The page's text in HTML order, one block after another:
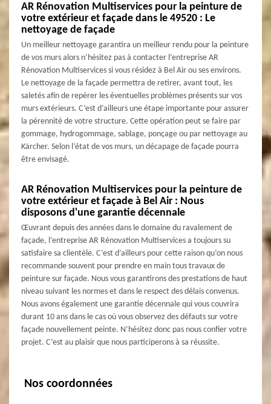
AR Rénovation Multiservices pour la peinture de
votre extérieur et façade dans le 49520 : Le
nettoyage de façade
Un meilleur nettoyage garantira un meilleur rendu pour la peinture
de vos murs alors n’hésitez pas à contacter l’entreprise AR
Rénovation Multiservices si vous résidez à Bel Air ou ses environs.
Le nettoyage de la façade permettra de retirer, avant tout, les
saletés afin de repérer les éventuelles problèmes présents sur vos
murs extérieurs. C’est d’ailleurs une étape importante pour assurer
la pérennité de votre structure. Cette opération peut se faire par
gommage, hydrogommage, sablage, ponçage ou par nettoyage au
Kärcher. Selon l’état de vos murs, un décapage de façade pourra
être envisagé.
AR Rénovation Multiservices pour la peinture de
votre extérieur et façade à Bel Air : Nous
disposons d'une garantie décennale
Œuvrant depuis des années dans le domaine du ravalement de
façade, l’entreprise AR Rénovation Multiservices a toujours su
satisfaire sa clientèle. C’est d’ailleurs pour cette raison qu’on nous
recommande souvent pour prendre en main tous travaux de
peinture sur façade. Nous vous garantirons des prestations de haut
niveau suivant les normes et dans le respect des délais convenus.
Nous avons également une garantie décennale qui vous couvrira
durant 10 ans dans le cas où vous observez des défauts sur votre
façade nouvellement peinte. N’hésitez donc pas nous confier votre
projet. C’est au plaisir que nous participerons à sa réussite.
Nos coordonnées